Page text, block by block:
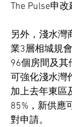
The Pulse申
另外，淺水灣
業3層相城規
96個房間及其
可強化淺水灣
加上去年東區
85%，新供應
對申請。